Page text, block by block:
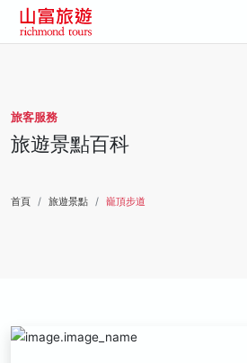
旅客服務
旅遊景點百科
首頁 旅遊景點 巃頂步道